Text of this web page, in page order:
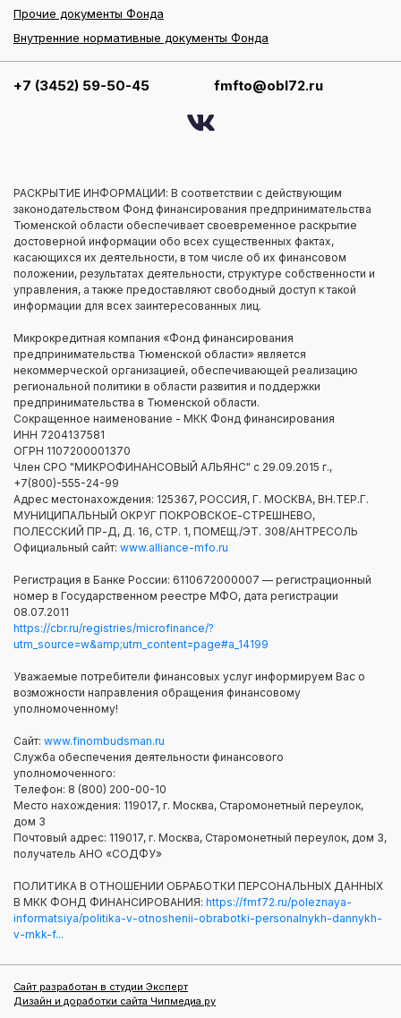
Прочие документы Фонда
Внутренние нормативные документы Фонда
+7 (3452) 59-50-45 fmfto@obl72.ru
РАСКРЫТИЕ ИНФОРМАЦИИ: В соответствии с действующим
законодательством Фонд финансирования предпринимательства
Тюменской области обеспечивает своевременное раскрытие
достоверной информации обо всех существенных фактах,
касающихся их деятельности, в том числе об их финансовом
положении, результатах деятельности, структуре собственности и
управления, а также предоставляют свободный доступ к такой
информации для всех заинтересованных лиц.
Микрокредитная компания «Фонд финансирования
предпринимательства Тюменской области» является
некоммерческой организацией, обеспечивающей реализацию
региональной политики в области развития и поддержки
предпринимательства в Тюменской области.
Сокращенное наименование - МКК Фонд финансирования
ИНН 7204137581
ОГРН 1107200001370
Член СРО "МИКРОФИНАНСОВЫЙ АЛЬЯНС" с 29.09.2015 г.,
+7(800)-555-24-99
Адрес местонахождения: 125367, РОССИЯ, Г. МОСКВА, ВН.ТЕР.Г.
МУНИЦИПАЛЬНЫЙ ОКРУГ ПОКРОВСКОЕ-СТРЕШНЕВО,
ПОЛЕССКИЙ ПР-Д, Д. 16, СТР. 1, ПОМЕЩ./ЭТ. 308/АНТРЕСОЛЬ
Официальный сайт: www.alliance-mfo.ru
Регистрация в Банке России: 6110672000007 — регистрационный
номер в Государственном реестре МФО, дата регистрации
08.07.2011
https://cbr.ru/registries/microfinance/?
utm_source=w&amp;utm_content=page#a_14199
Уважаемые потребители финансовых услуг информируем Вас о
возможности направления обращения финансовому
уполномоченному!
Сайт: www.finombudsman.ru
Служба обеспечения деятельности финансового
уполномоченного:
Телефон: 8 (800) 200-00-10
Место нахождения: 119017, г. Москва, Старомонетный переулок,
дом 3
Почтовый адрес: 119017, г. Москва, Старомонетный переулок, дом 3,
получатель АНО «СОДФУ»
ПОЛИТИКА В ОТНОШЕНИИ ОБРАБОТКИ ПЕРСОНАЛЬНЫХ ДАННЫХ
В МКК ФОНД ФИНАНСИРОВАНИЯ: https://fmf72.ru/poleznaya-
informatsiya/politika-v-otnoshenii-obrabotki-personalnykh-dannykh-
v-mkk-f...
Сайт разработан в студии Эксперт
Дизайн и доработки сайта Чипмедиа.ру